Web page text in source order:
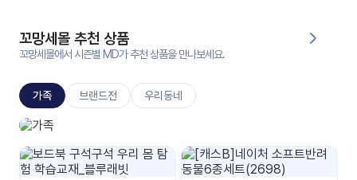
생
교
원
온라
인 강
줌
꼬망세몰 추천 상품
꼬망세몰에서 시즌별 MD가 추천 상품을 만나보세요.
가족 브랜드전 우리동네
가족놀이
사랑하는 가족이예요